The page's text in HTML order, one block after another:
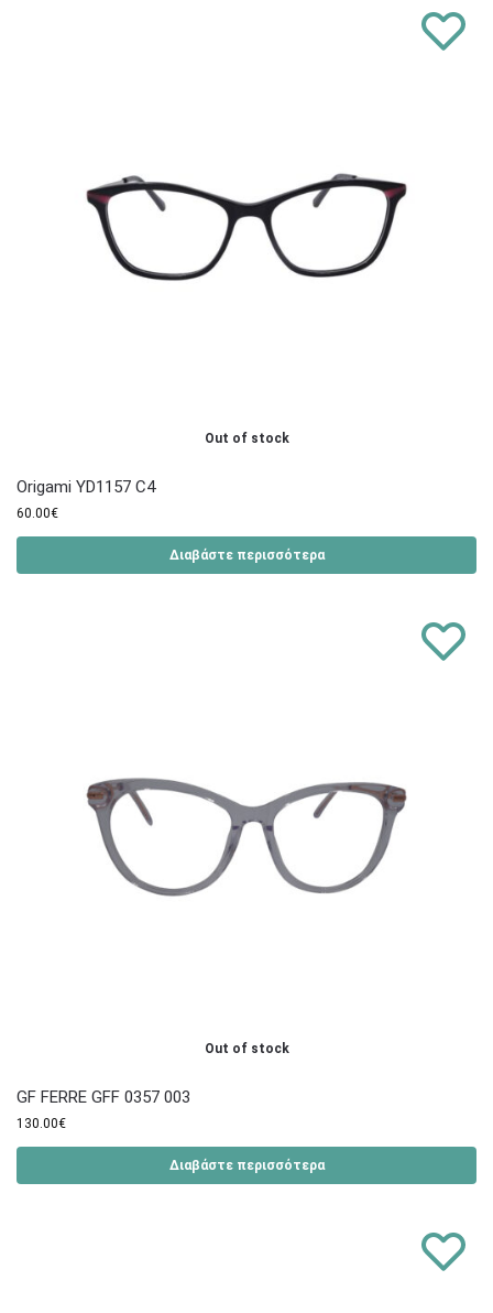
Out of stock
Origami YD1157 C4
60.00€
Διαβάστε περισσότερα
Out of stock
GF FERRE GFF 0357 003
130.00€
Διαβάστε περισσότερα